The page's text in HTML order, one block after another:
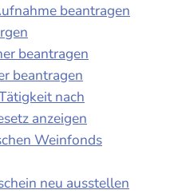
beantragen
beantragen
beantragen
nach
anzeigen
Weinfonds
neu ausstellen